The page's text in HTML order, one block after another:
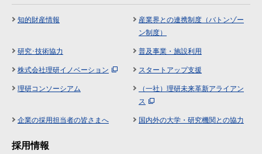
知的財産情報
産業界との連携制度（バトンゾー
ン制度）
研究･技術協力 普及事業・施設利用
株式会社理研イノベーション スタートアップ支援
理研コンソーシアム
（一社）理研未来革新アライアン
ス
企業の採用担当者の皆さまへ 国内外の大学・研究機関との協力
採用情報